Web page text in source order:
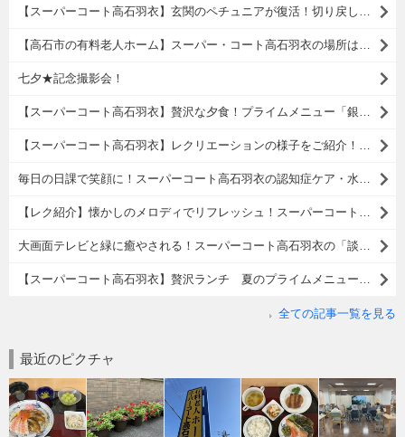
七夕★記念撮影会！
全ての記事一覧を見る
最近のピクチャ